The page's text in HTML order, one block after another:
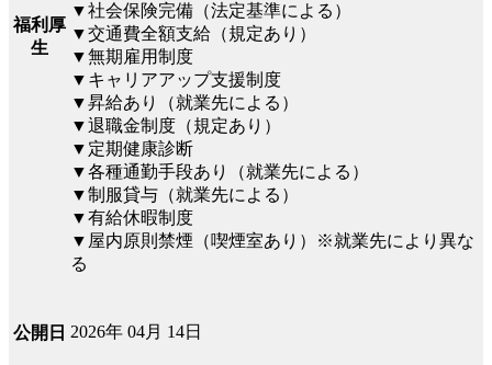
福利厚
生
▼社会保険完備（法定基準による）
▼交通費全額支給（規定あり）
▼無期雇用制度
▼キャリアアップ支援制度
▼昇給あり（就業先による）
▼退職金制度（規定あり）
▼定期健康診断
▼各種通勤手段あり（就業先による）
▼制服貸与（就業先による）
▼有給休暇制度
▼屋内原則禁煙（喫煙室あり）※就業先により異な
る
公開日 2026年 04月 14日